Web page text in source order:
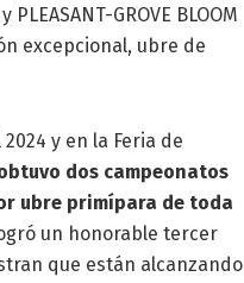
GROVE BLOOM
excepcional, ubre de
y en la Feria de
dos campeonatos
ubre primípara de toda
un honorable tercer
que están alcanzando